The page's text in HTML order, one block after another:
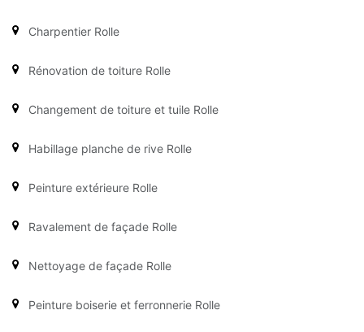
Charpentier Rolle
Rénovation de toiture Rolle
Changement de toiture et tuile Rolle
Habillage planche de rive Rolle
Peinture extérieure Rolle
Ravalement de façade Rolle
Nettoyage de façade Rolle
Peinture boiserie et ferronnerie Rolle